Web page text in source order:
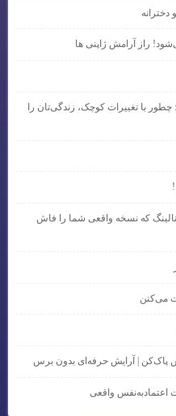
اهداف: چطور با تغییرات کوچک، زندگی‌تان را
روز چالش ژورنالینگ که نسخه واقعی شما را فاش
می‌کنن
پاک‌کن | آرایش حرفه‌ای بدون برس
اعتمادبه‌نفس واقعی